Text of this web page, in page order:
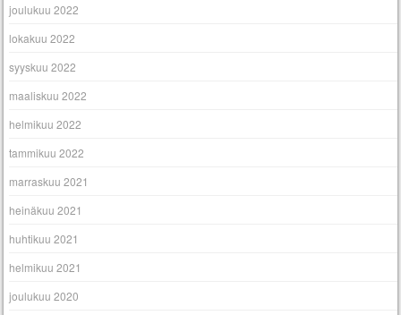
joulukuu 2022
lokakuu 2022
syyskuu 2022
maaliskuu 2022
helmikuu 2022
tammikuu 2022
marraskuu 2021
heinäkuu 2021
huhtikuu 2021
helmikuu 2021
joulukuu 2020